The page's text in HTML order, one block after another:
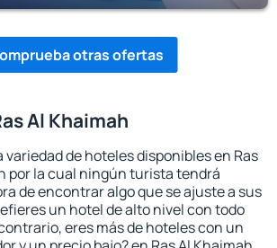
otras ofertas
Al Khaimah
variedad de hoteles disponibles en Ras
por la cual ningún turista tendrá
de encontrar algo que se ajuste a sus
un hotel de alto nivel con todo
eres más de hoteles con un